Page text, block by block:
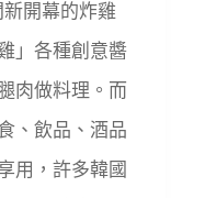
開幕的炸雞
」各種創意醬
肉做料理。而
、飲品、酒品
用，許多韓國